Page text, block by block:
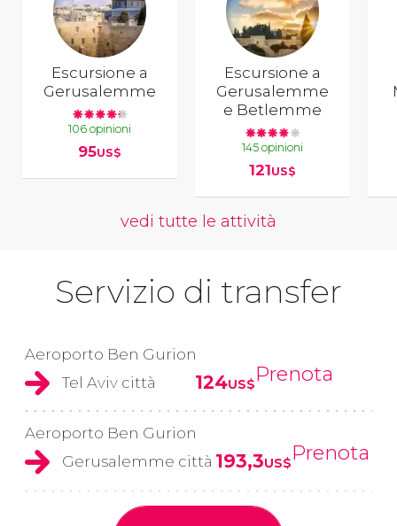
Escursione a
Gerusalemme
106 opinioni
95US$
Escursione a
Gerusalemme
e Betlemme
145 opinioni
121US$
vedi tutte le attività
Servizio di transfer
Aeroporto Ben Gurion
Tel Aviv città
124US$Prenota
Aeroporto Ben Gurion
Gerusalemme città 193,3US$Prenota